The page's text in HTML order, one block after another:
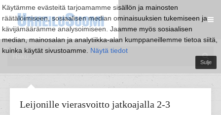
Käytämme evästeitä tarjoamamme sisällön ja mainosten
räätälöimiseen, sosiaalisen median ominaisuuksien tukemiseen ja
kävijämäärämme analysoimiseen. Jaamme myös sosiaalisen
median, mainosalan ja analytiikka-alan kumppaneillemme tietoa siitä,
kuinka käytät sivustoamme. Näytä tiedot
Sulje
Leijonille vierasvoitto jatkoajalla 2-3